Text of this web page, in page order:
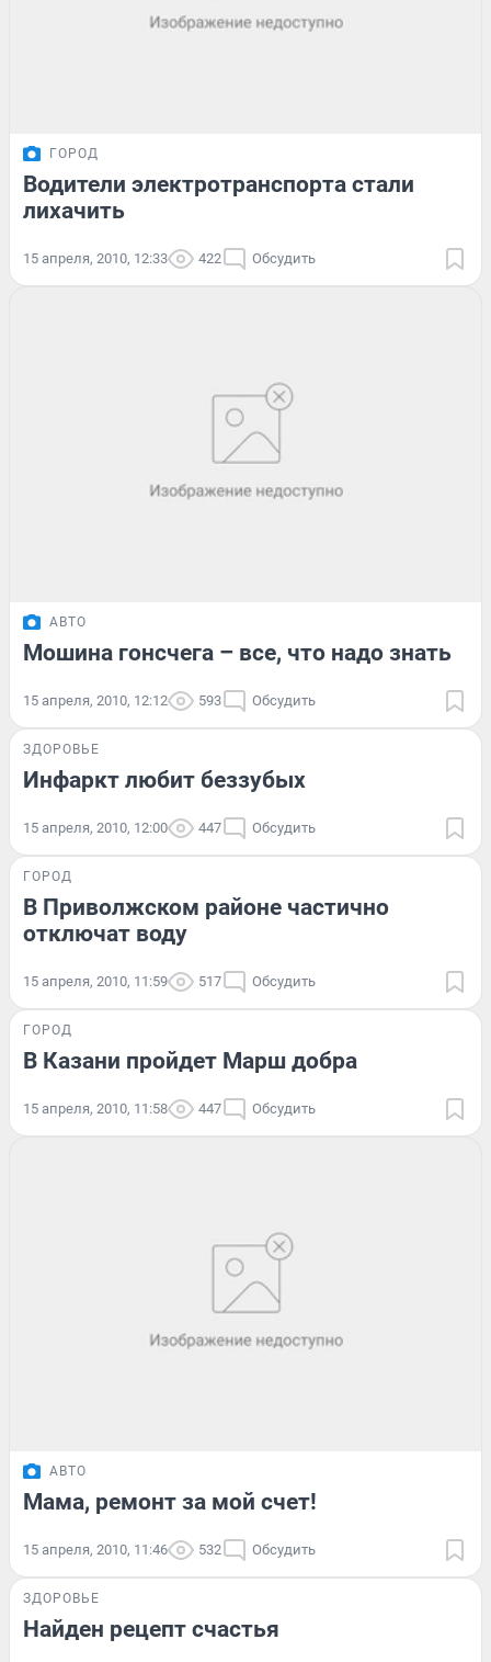
ГОРОД
Водители электротранспорта стали
лихачить
15 апреля, 2010, 12:33 422 Обсудить
АВТО
Мошина гонсчега – все, что надо знать
15 апреля, 2010, 12:12 593 Обсудить
ЗДОРОВЬЕ
Инфаркт любит беззубых
15 апреля, 2010, 12:00 447 Обсудить
ГОРОД
В Приволжском районе частично
отключат воду
15 апреля, 2010, 11:59 517 Обсудить
ГОРОД
В Казани пройдет Марш добра
15 апреля, 2010, 11:58 447 Обсудить
АВТО
Мама, ремонт за мой счет!
15 апреля, 2010, 11:46 532 Обсудить
ЗДОРОВЬЕ
Найден рецепт счастья